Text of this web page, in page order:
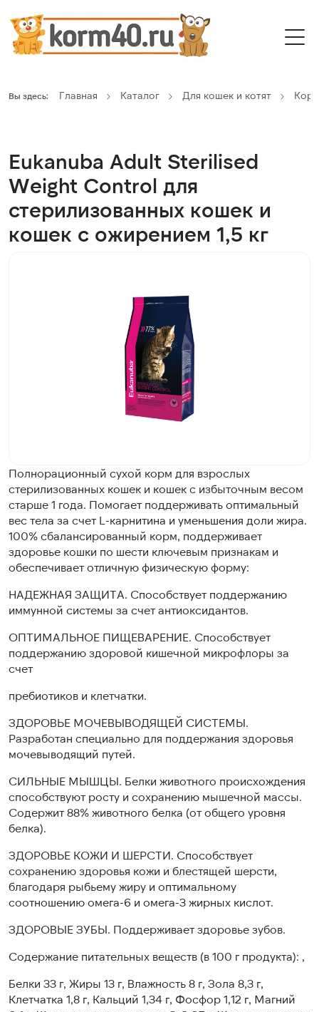
Вы здесь: Главная Каталог Для кошек и котят
Eukanuba Adult Sterilised
Weight Control для
стерилизованных кошек и
кошек с ожирением 1,5 кг
Полнорационный сухой корм для взрослых
стерилизованных кошек и кошек с избыточным весом
старше 1 года. Помогает поддерживать оптимальный
вес тела за счет L-карнитина и уменьшения доли жира.
100% сбалансированный корм, поддерживает
здоровье кошки по шести ключевым признакам и
обеспечивает отличную физическую форму:
НАДЕЖНАЯ ЗАЩИТА. Способствует поддержанию
иммунной системы за счет антиоксидантов.
ОПТИМАЛЬНОЕ ПИЩЕВАРЕНИЕ. Способствует
поддержанию здоровой кишечной микрофлоры за
счет
пребиотиков и клетчатки.
ЗДОРОВЬЕ МОЧЕВЫВОДЯЩЕЙ СИСТЕМЫ.
Разработан специально для поддержания здоровья
мочевыводящий путей.
СИЛЬНЫЕ МЫШЦЫ. Белки животного происхождения
способствуют росту и сохранению мышечной массы.
Содержит 88% животного белка (от общего уровня
белка).
ЗДОРОВЬЕ КОЖИ И ШЕРСТИ. Способствует
сохранению здоровья кожи и блестящей шерсти,
благодаря рыбьему жиру и оптимальному
соотношению омега-6 и омега-3 жирных кислот.
ЗДОРОВЫЕ ЗУБЫ. Поддерживает здоровье зубов.
Содержание питательных веществ (в 100 г продукта): ,
Белки 33 г, Жиры 13 г, Влажность 8 г, Зола 8,3 г,
Клетчатка 1,8 г, Кальций 1,34 г, Фосфор 1,12 г, Магний